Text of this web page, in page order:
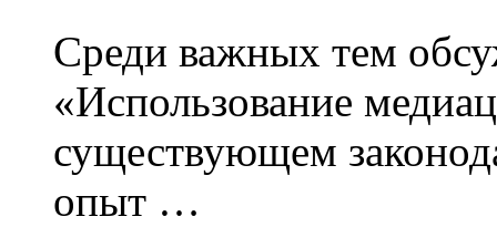
Среди важных тем
«Использование
существующем
опыт …